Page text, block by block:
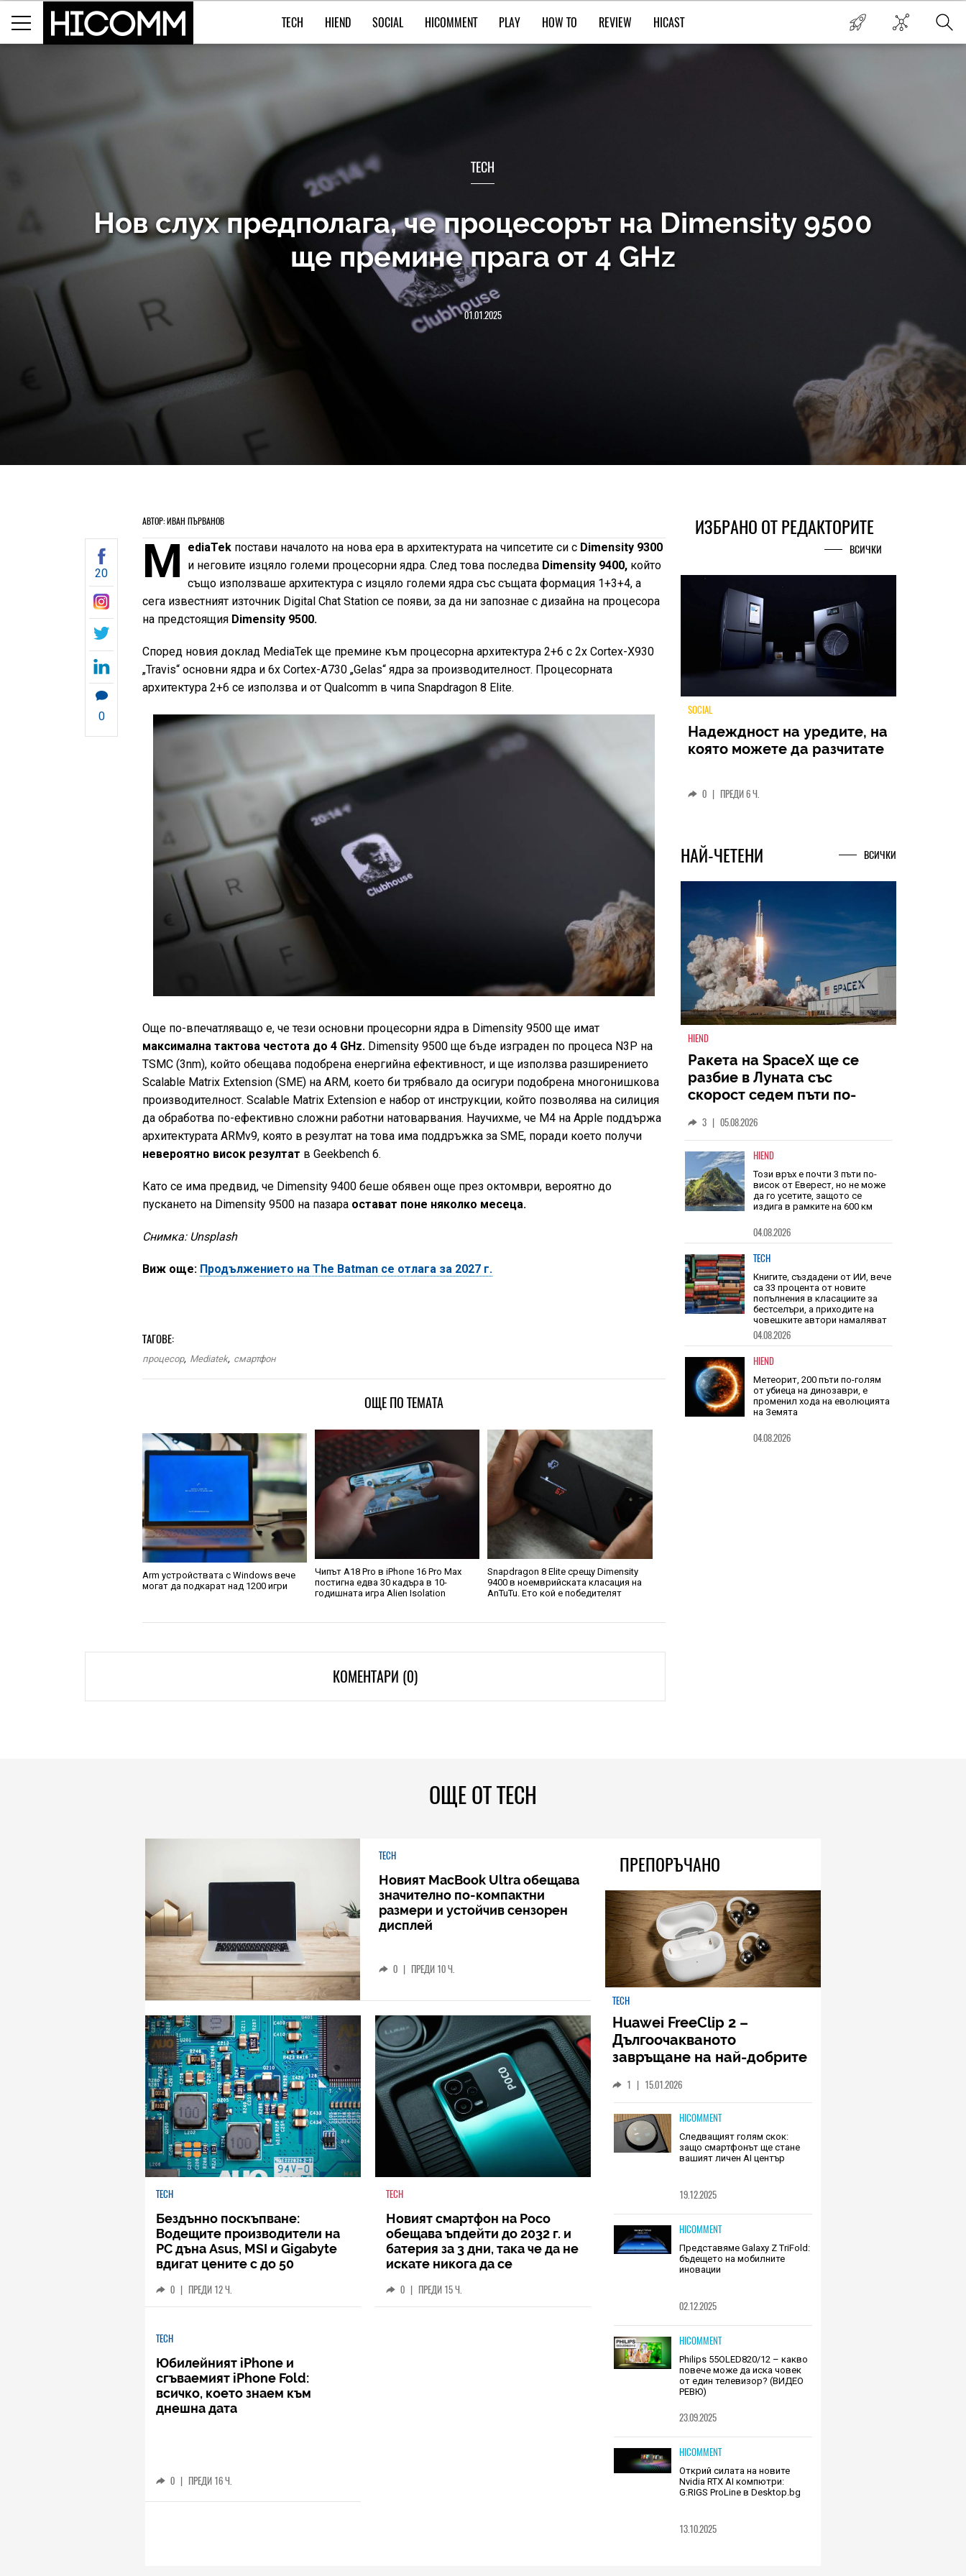
TECH HIEND SOCIAL HICOMMENT PLAY HOW TO REVIEW HICAST
TECH
Нов слух предполага, че процесорът на Dimensity 9500
ще премине прага от 4 GHz
01.01.2025
АВТОР: ИВАН ПЪРВАНОВ
20
0
M ediaTekпостави началото на нова ера в архитектурата на чипсетите си с Dimensity 9300
и неговите изцяло големи процесорни ядра. След това последва Dimensity 9400,който
също използваше архитектура с изцяло големи ядра със същата формация 1+3+4, а
сега известният източник Digital Chat Station се появи, за да ни запознае с дизайна на процесора
на предстоящия Dimensity 9500.
Според новия доклад MediaTek ще премине към процесорна архитектура 2+6 с 2х Cortex-X930
„Travis“ основни ядра и 6х Cortex-A730 „Gelas“ ядра за производителност. Процесорната
архитектура 2+6 се използва и от Qualcomm в чипа Snapdragon 8 Elite.
Още по-впечатляващо е, че тези основни процесорни ядра в Dimensity 9500 ще имат
максимална тактова честота до 4 GHz. Dimensity 9500 ще бъде изграден по процеса N3P на
TSMC (3nm), който обещава подобрена енергийна ефективност, и ще използва разширението
Scalable Matrix Extension (SME) на ARM, което би трябвало да осигури подобрена многонишкова
производителност. Scalable Matrix Extension е набор от инструкции, който позволява на силиция
да обработва по-ефективно сложни работни натоварвания. Научихме, че M4 на Apple поддържа
архитектурата ARMv9, която в резултат на това има поддръжка за SME, поради което получи
невероятно висок резултат в Geekbench 6.
Като се има предвид, че Dimensity 9400 беше обявен още през октомври, вероятно до
пускането на Dimensity 9500 на пазара остават поне няколко месеца.
Снимка: Unsplash
Виж още: Продължението на The Batman се отлага за 2027 г.
ТАГОВЕ:
процесор, Mediatek, смартфон
ОЩЕ ПО ТЕМАТА
Arm устройствата с Windows вече
могат да подкарат над 1200 игри
Чипът A18 Pro в iPhone 16 Pro Max
постигна едва 30 кадъра в 10-
годишната игра Alien Isolation
Snapdragon 8 Elite срещу Dimensity
9400 в ноемврийската класация на
AnTuTu. Ето кой е победителят
КОМЕНТАРИ (0)
ИЗБРАНО ОТ РЕДАКТОРИТЕ
ВСИЧКИ
TECH
Ultra – ново име, познато
НАЙ-ЧЕТЕНИ
HIEND
Ракета на SpaceX ще се
разбие в Луната със
голяма от скоростта на
звука
| 05.08.2026
HIEND
Този връх е почти 3 пъти по-
да го усетите, защото се
издига в рамките на 600 км
04.08.2026
TECH
Книгите, създадени от ИИ, вече
са 33 процента от новите
попълнения в класациите за
бестселъри, а приходите на
човешките автори намаляват
04.08.2026
HIEND
променил хода на еволюцията
ОЩЕ ОТ TECH
TECH
Новият MacBook Ultra обещава
значително по-компактни
размери и устойчив сензорен
дисплей
0 | ПРЕДИ 10 Ч.
TECH
Бездънно поскъпване:
Водещите производители на
РС дъна Asus, MSI и Gigabyte
вдигат цените с до 50
0 | ПРЕДИ 12 Ч.
TECH
Новият смартфон на Poco
обещава ъпдейти до 2032 г. и
батерия за 3 дни, така че да не
искате никога да се
0 | ПРЕДИ 15 Ч.
TECH
Юбилейният iPhone и
сгъваемият iPhone Fold:
всичко, което знаем към
днешна дата
0 | ПРЕДИ 16 Ч.
ПРЕПОРЪЧАНО
TECH
Huawei FreeClip 2 –
Дългоочакваното
завръщане на най-добрите
1 | 15.01.2026
HICOMMENT
Следващият голям скок:
защо смартфонът ще стане
вашият личен AI център
19.12.2025
HICOMMENT
Представяме Galaxy Z TriFold:
бъдещето на мобилните
иновации
02.12.2025
HICOMMENT
Philips 55OLED820/12 – какво
повече може да иска човек
от един телевизор? (ВИДЕО
РЕВЮ)
23.09.2025
HICOMMENT
Открий силата на новите
Nvidia RTX AI компютри:
G:RIGS ProLine в Desktop.bg
13.10.2025